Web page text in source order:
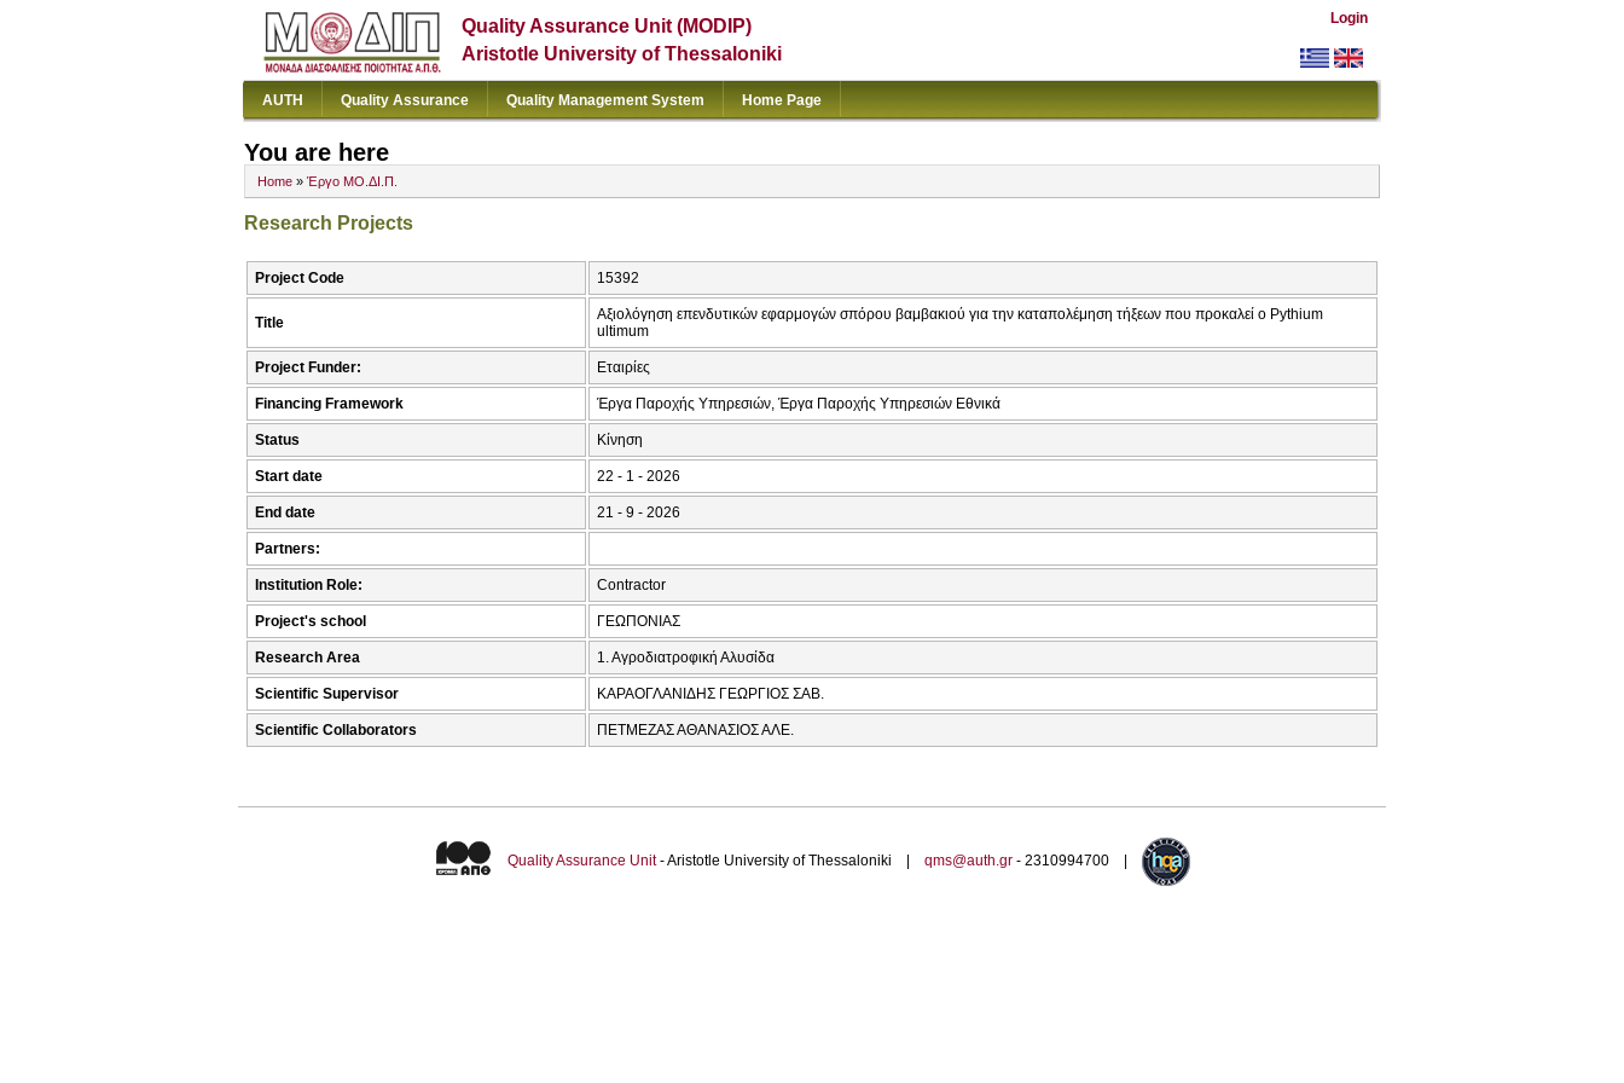
Quality Assurance Unit (MODIP)
Aristotle University of Thessaloniki
Login
AUTH Quality Assurance Quality Management System Home Page
You are here
Home » Έργο ΜΟ.ΔΙ.Π.
Research Projects
Project Code 15392
Title
Αξιολόγηση επενδυτικών εφαρμογών σπόρου βαμβακιού για την καταπολέμηση τήξεων που προκαλεί ο Pythium
ultimum
Project Funder: Εταιρίες
Financing Framework Έργα Παροχής Υπηρεσιών, Έργα Παροχής Υπηρεσιών Εθνικά
Status Κίνηση
Start date 22 - 1 - 2026
End date 21 - 9 - 2026
Partners:
Institution Role: Contractor
Project's school ΓΕΩΠΟΝΙΑΣ
Research Area 1. Αγροδιατροφική Αλυσίδα
Scientific Supervisor ΚΑΡΑΟΓΛΑΝΙΔΗΣ ΓΕΩΡΓΙΟΣ ΣΑΒ.
Scientific Collaborators ΠΕΤΜΕΖΑΣ ΑΘΑΝΑΣΙΟΣ ΑΛΕ.
Quality Assurance Unit- Aristotle University of Thessaloniki | qms@auth.gr- 2310994700 |